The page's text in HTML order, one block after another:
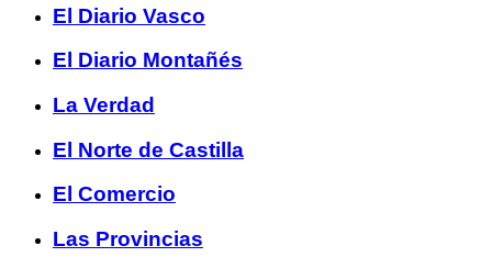
El Diario Vasco
El Diario Montañés
La Verdad
El Norte de Castilla
El Comercio
Las Provincias